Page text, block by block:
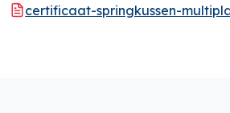
certificaat-springkussen-